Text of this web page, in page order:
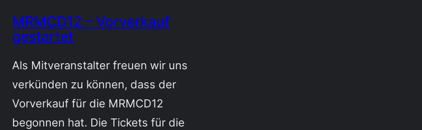
MRMCD12 – Vorverkauf
gestartet
Als Mitveranstalter freuen wir uns
verkünden zu können, dass der
Vorverkauf für die MRMCD12
begonnen hat. Die Tickets für die